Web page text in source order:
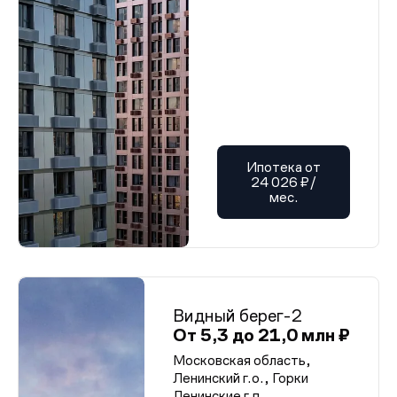
Разрешение на строительство (корп. 8-10)
Разрешение на строительство (корп. 8-10)
Разрешение на строительство (корп. 8-10)
Разрешение на строительство (корп. 8-10)
Разрешение на строительство (корп. 8-10)
Разрешение на строительство (корп. 8-10)
Разрешение на строительство (корп. 8-10)
Разрешение на строительство (корп. 8-10)
Разрешение на строительство (корп. 8-10)
Разрешение на строительство (корп. 8-10)
Разрешение на строительство (корп. 8-10)
Разрешение на строительство (корп. 8-10)
Разрешение на строительство (корп. 8-10)
Разрешение на строительство (корп. 8-10)
Разрешение на строительство (корп. 8-10)
Разрешение на строительство (корп. 8-10)
Разрешение на строительство (корп. 8-10)
Разрешение на строительство (корп. 8-10)
Разрешение на строительство (корп. 8-10)
Разрешение на строительство (корп. 8-10)
Разрешение на строительство (корп. 8-10)
Разрешение на строительство (корп. 8-10)
Разрешение на строительство (корп. 8-10)
Разрешение на строительство (корп. 8-10)
Ипотека от
24 026 ₽/
мес.
Видный берег-2
От 5,3 до 21,0 млн ₽
Московская область,
Ленинский г.о., Горки